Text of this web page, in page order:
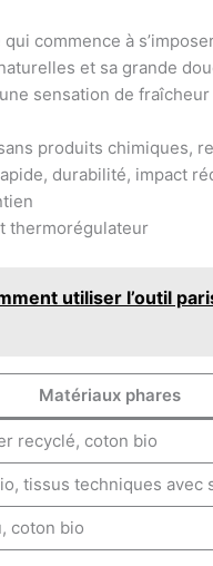
commence à
et sa grande
sensation de
produits chimiques,
durabilité, impact
thermorégulateur
utiliser l’outil
Matériaux phares
recyclé, coton bio
tissus techniques avec
coton bio